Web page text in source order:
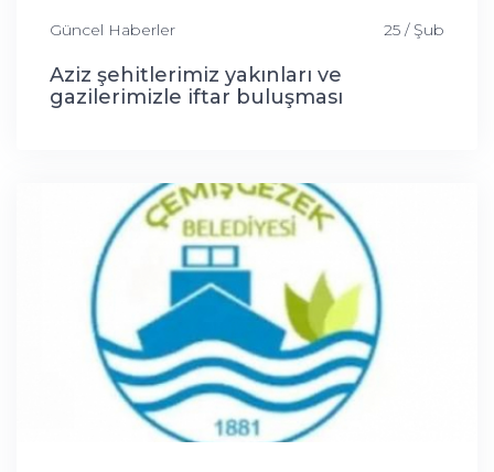
Güncel Haberler 25 / Şub
Aziz şehitlerimiz yakınları ve
gazilerimizle iftar buluşması